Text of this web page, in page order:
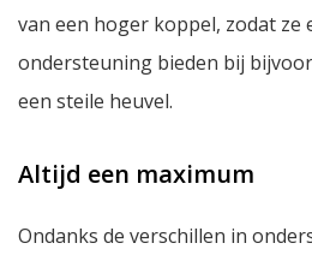
van een hoger koppel, zodat ze
ondersteuning bieden bij
een steile heuvel.
Altijd een maximum
Ondanks de verschillen in